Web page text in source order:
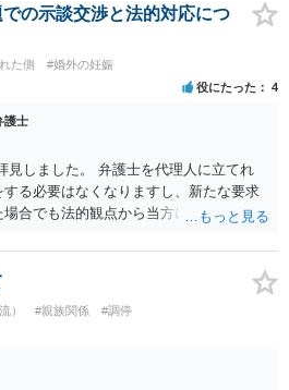
あれば，夫と義母の関係でしかありま
。 「夫にこうなったのはお前のせいなん
れました。」 こうなった経緯は不明で
の話ですから，二人で賃料等の合意を
支払をするだけのことです。この合意
うな選択をするかは，義母の判断でし
話をしているようですが）。 夫が賃料
ても，法律上の支払義務は生じませ
，賃借人が相談者になっているなど）
負担は生じないのです。にもかかわら
ば，そのような請求を押し付けてくる夫
かの話になると思います。 抵当権の解
方が応じることがないと思います。ロ
当権が実行されて土地が売却されて
入っていると思うので，競売自体はさ
金が建物のローンに充当され，残額は
とになります。相談者は，債務に関係
んので，負担する理由がありません。
の示談交渉と法的対応につ
た側 #婚外の妊娠
役にたった 4
護士
見しました。 弁護士を代理人に立てれ
る必要はなくなりますし、新たな要求
場合でも法的観点から当方に支払うべき
身で対応していくことになります。 こ
は、合意内容を書面しておくことで
合意事項以外には貸し借りが無いことを
ちんと盛り込んでおくことです。 お金
されないよう、合意書を作成して取り
） #親族関係 #調停